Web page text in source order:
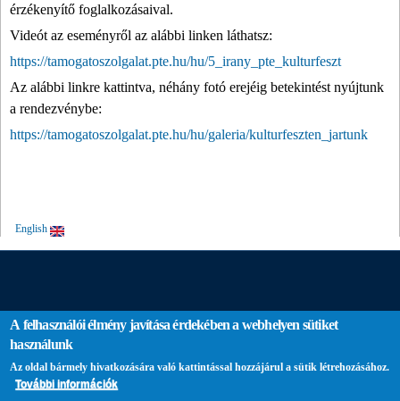
érzékenyítő foglalkozásaival.
Videót az eseményről az alábbi linken láthatsz:
https://tamogatoszolgalat.pte.hu/hu/5_irany_pte_kulturfeszt
Az alábbi linkre kattintva, néhány fotó erejéig betekintést nyújtunk
a rendezvénybe:
https://tamogatoszolgalat.pte.hu/hu/galeria/kulturfeszten_jartunk
English
PTE login
A felhasználói élmény javítása érdekében a webhelyen sütiket
használunk
Az oldal bármely hivatkozására való kattintással hozzájárul a sütik létrehozásához.
További információk